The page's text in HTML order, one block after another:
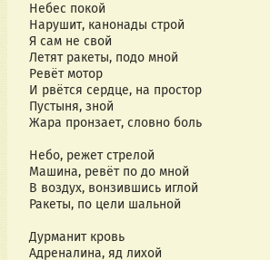
Небес покой
Нарушит, канонады строй
Я сам не свой
Летят ракеты, подо мной
Ревёт мотор
И рвётся сердце, на простор
Пустыня, зной
Жара пронзает, словно боль
Небо, режет стрелой
Машина, ревёт по до мной
В воздух, вонзившись иглой
Ракеты, по цели шальной
Дурманит кровь
Адреналина, яд лихой